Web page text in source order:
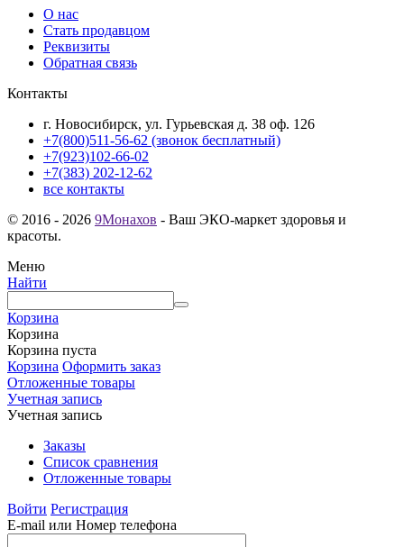
О нас
Стать продавцом
Реквизиты
Обратная связь
Контакты
г. Новосибирск, ул. Гурьевская д. 38 оф. 126
+7(800)511-56-62 (звонок бесплатный)
+7(923)102-66-02
+7(383) 202-12-62
все контакты
© 2016 - 2026 9Монахов - Ваш ЭКО-маркет здоровья и
красоты.
Меню
Найти
Корзина
Корзина
Корзина пуста
Корзина Оформить заказ
Отложенные товары
Учетная запись
Учетная запись
Заказы
Список сравнения
Отложенные товары
Войти Регистрация
E-mail или Номер телефона